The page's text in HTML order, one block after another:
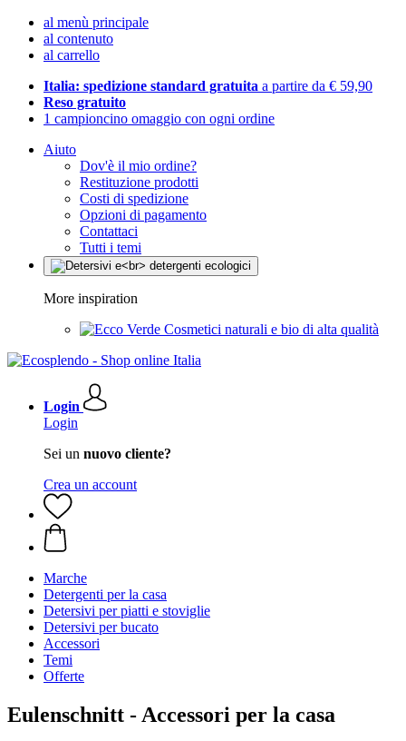
al menù principale
al contenuto
al carrello
Italia: spedizione standard gratuita a partire da € 59,90
Reso gratuito
1 campioncino omaggio con ogni ordine
Aiuto
Dov'è il mio ordine?
Restituzione prodotti
Costi di spedizione
Opzioni di pagamento
Contattaci
Tutti i temi
More inspiration
Cosmetici naturali e bio di alta qualità
Login
Login
Sei un nuovo cliente?
Crea un account
Marche
Detergenti per la casa
Detersivi per piatti e stoviglie
Detersivi per bucato
Accessori
Temi
Offerte
Eulenschnitt - Accessori per la casa